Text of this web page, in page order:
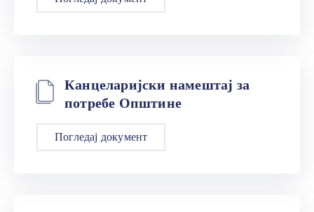
Канцеларијски намештај за
потребе Општине
Погледај документ